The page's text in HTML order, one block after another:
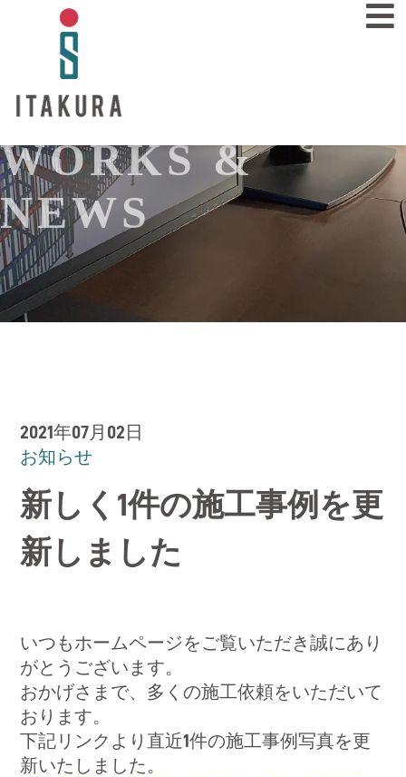
業務内容
SERVICE
施工事例
WORKS
会社概要
RECRUIT
CONTACT
WORKS &
NEWS
2021年07月02日
お知らせ
新しく1件の施工事例を更
新しました
いつもホームページをご覧いただき誠にあり
がとうございます。
おかげさまで、多くの施工依頼をいただいて
おります。
下記リンクより直近1件の施工事例写真を更
新いたしました。